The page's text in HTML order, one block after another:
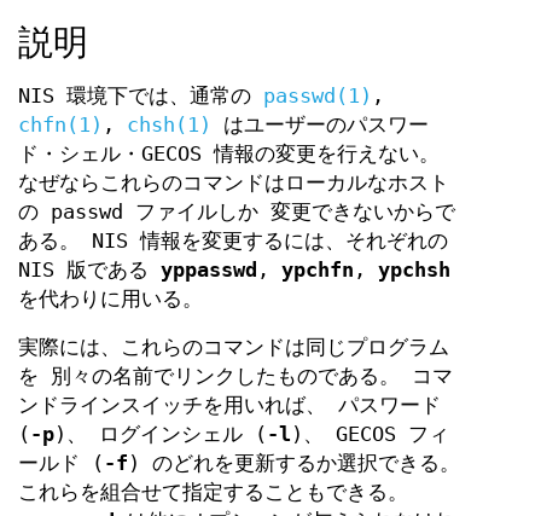
説明
NIS 環境下では、通常の passwd(1) ,
chfn(1) , chsh(1)
はユーザーのパスワー
ド・シェル・GECOS 情報の変更を行えない。
なぜならこれらのコマンドはローカルなホスト
の passwd ファイルしか 変更できないからで
ある。 NIS 情報を変更するには、それぞれの
NIS 版である yppasswd , ypchfn , ypchsh
を代わりに用いる。
実際には、これらのコマンドは同じプログラム
を 別々の名前でリンクしたものである。 コマ
ンドラインスイッチを用いれば、 パスワード
( -p)、 ログインシェル ( -l )、 GECOS フィ
ールド ( -f ) のどれを更新するか選択できる。
これらを組合せて指定することもできる。